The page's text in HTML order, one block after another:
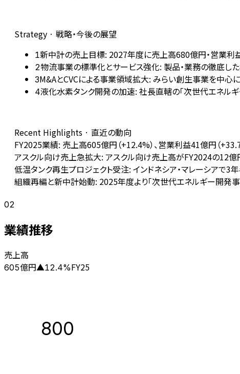
Strategy · 戦略・今後の展望
1新中計の売上目標: 2027年度に売上高680億円・営業利
2物流事業の標準化とサービス強化: 製品・業務の徹底し
3M&AとCVCによる事業領域拡大: みらい創生事業を中心
4液化水素タンク開発の加速: 社長直轄の「次世代エネル
Recent Highlights · 直近の動向
FY2025業績: 売上高605億円（+12.4%）、営業利益41億円（
アスクル向け売上急拡大: アスクル向け売上高がFY2024の12
低温タンク再生プロジェクト受注: インドネシア・マレーシアで
組織再編と新中計始動: 2025年度より「次世代エネルギー開発事
02
業績推移
売上高
605億円▲12.4%FY25
800